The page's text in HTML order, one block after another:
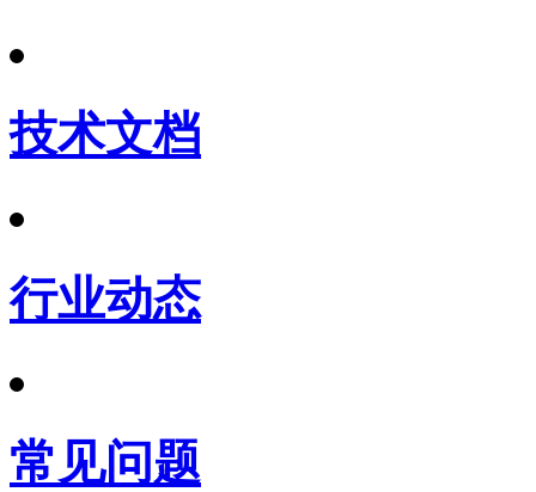
技术文档
行业动态
常见问题